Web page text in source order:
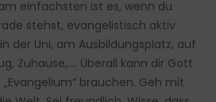
einfachsten ist es, wenn du
stehst, evangelistisch aktiv
der Uni, am Ausbildungsplatz, auf
Zuhause,…. Überall kann dir Gott
brauchen. Geh mit